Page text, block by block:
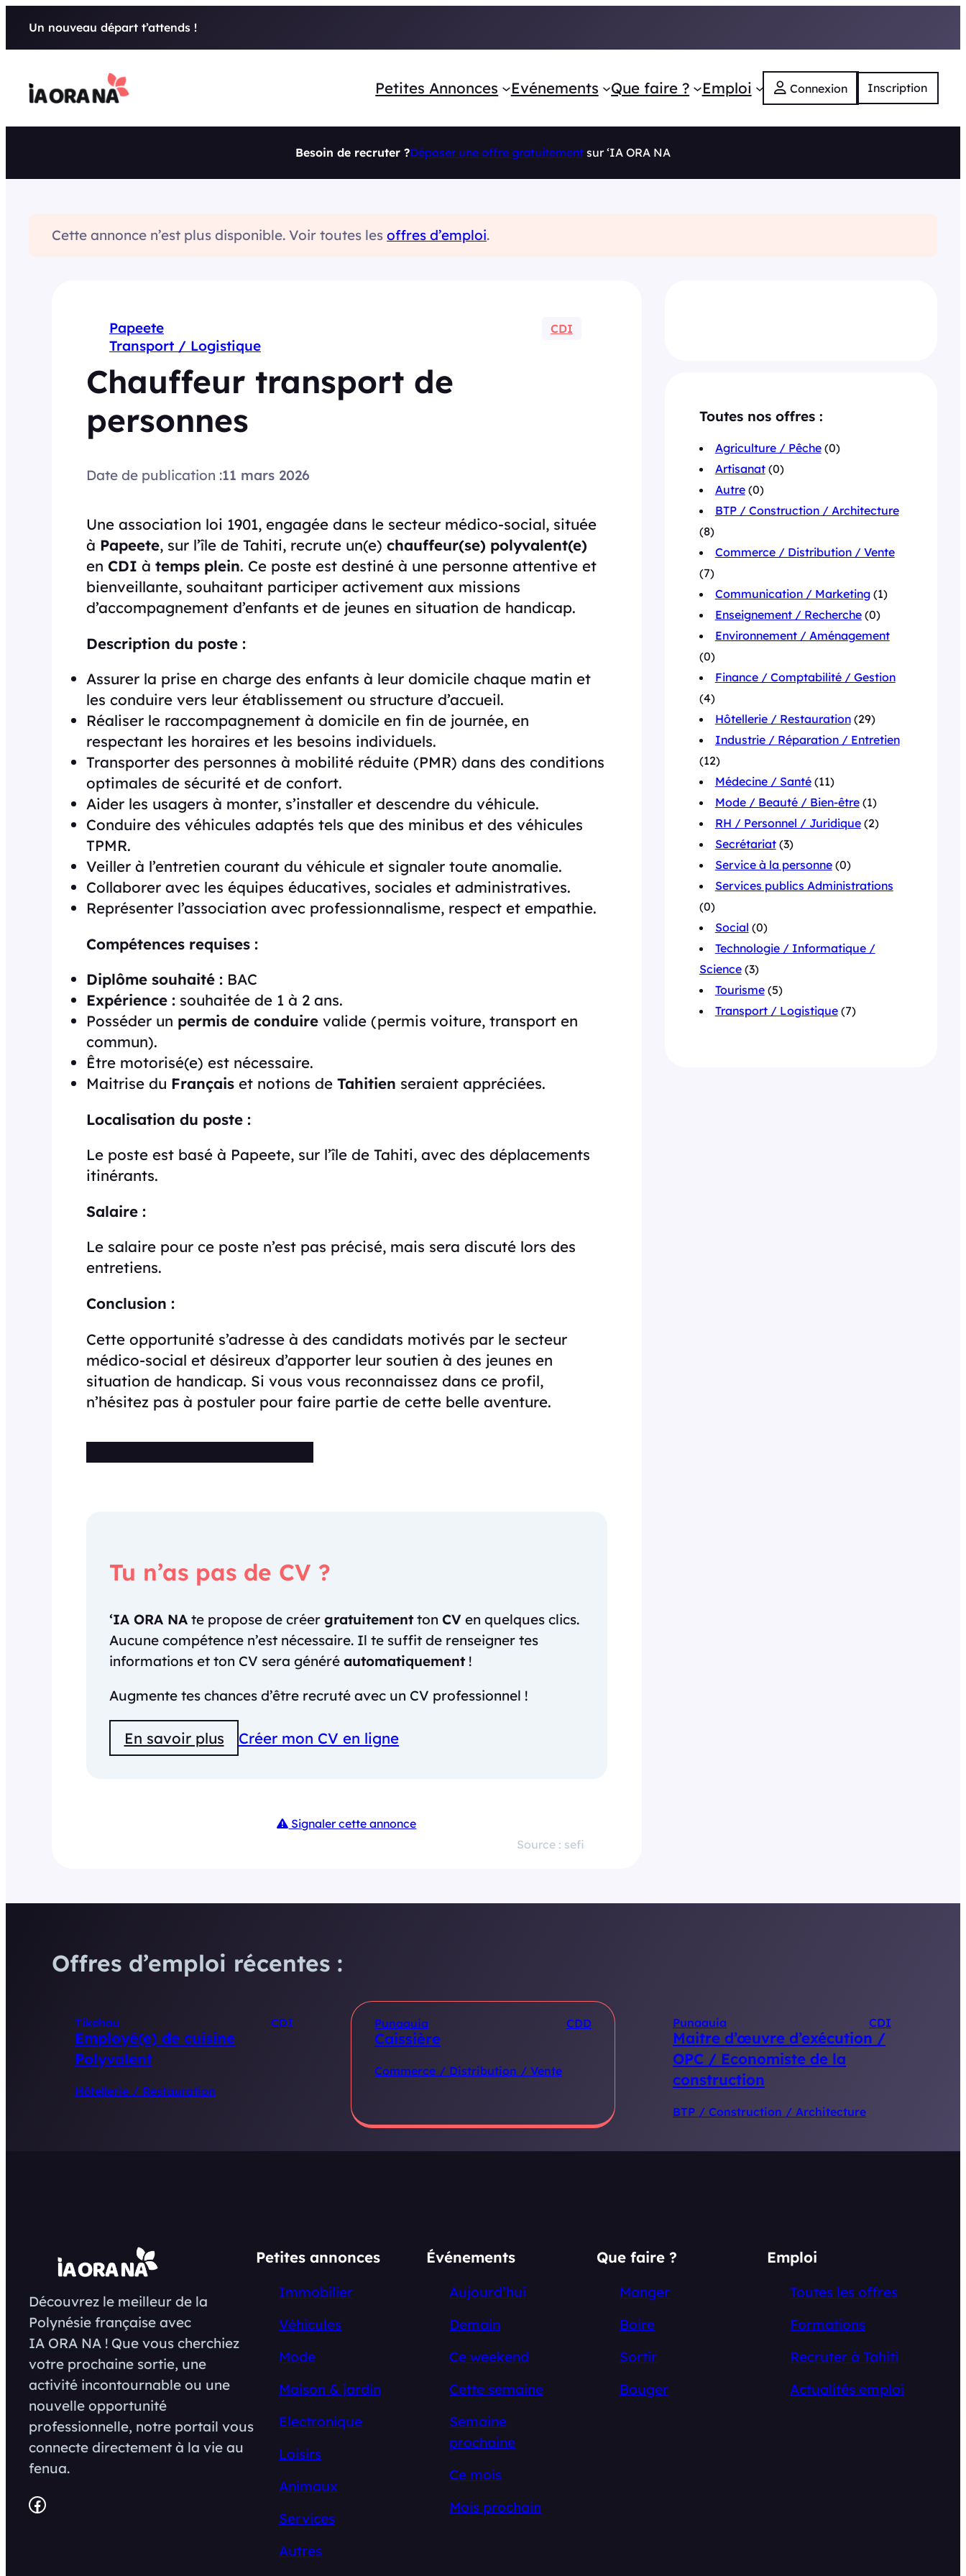
Un nouveau départ t’attends !
Petites Annonces Evénements Que faire ? Emploi Connexion Inscription
Besoin de recruter ?Déposer une offre gratuitement sur ‘IA ORA NA
Cette annonce n’est plus disponible. Voir toutes les offres d’emploi.
Papeete CDI
Transport / Logistique
Chauffeur transport de
personnes
Date de publication :11 mars 2026
Une association loi 1901, engagée dans le secteur médico-social, située
à Papeete, sur l’île de Tahiti, recrute un(e) chauffeur(se) polyvalent(e)
en CDI à temps plein. Ce poste est destiné à une personne attentive et
bienveillante, souhaitant participer activement aux missions
d’accompagnement d’enfants et de jeunes en situation de handicap.
Description du poste :
Assurer la prise en charge des enfants à leur domicile chaque matin et
les conduire vers leur établissement ou structure d’accueil.
Réaliser le raccompagnement à domicile en fin de journée, en
respectant les horaires et les besoins individuels.
Transporter des personnes à mobilité réduite (PMR) dans des conditions
optimales de sécurité et de confort.
Aider les usagers à monter, s’installer et descendre du véhicule.
Conduire des véhicules adaptés tels que des minibus et des véhicules
TPMR.
Veiller à l’entretien courant du véhicule et signaler toute anomalie.
Collaborer avec les équipes éducatives, sociales et administratives.
Représenter l’association avec professionnalisme, respect et empathie.
Compétences requises :
Diplôme souhaité : BAC
Expérience : souhaitée de 1 à 2 ans.
Posséder un permis de conduire valide (permis voiture, transport en
commun).
Être motorisé(e) est nécessaire.
Maitrise du Français et notions de Tahitien seraient appréciées.
Localisation du poste :
Le poste est basé à Papeete, sur l’île de Tahiti, avec des déplacements
itinérants.
Salaire :
Le salaire pour ce poste n’est pas précisé, mais sera discuté lors des
entretiens.
Conclusion :
Cette opportunité s’adresse à des candidats motivés par le secteur
médico-social et désireux d’apporter leur soutien à des jeunes en
situation de handicap. Si vous vous reconnaissez dans ce profil,
n’hésitez pas à postuler pour faire partie de cette belle aventure.
Tu n’as pas de CV ?
‘IA ORA NA te propose de créer gratuitement ton CV en quelques clics.
Aucune compétence n’est nécessaire. Il te suffit de renseigner tes
informations et ton CV sera généré automatiquement !
Augmente tes chances d’être recruté avec un CV professionnel !
En savoir plus Créer mon CV en ligne
Signaler cette annonce
Source : sefi
Toutes nos offres :
Agriculture / Pêche(0)
Artisanat(0)
Autre(0)
BTP / Construction / Architecture
(8)
Commerce / Distribution / Vente
(7)
Communication / Marketing(1)
Enseignement / Recherche(0)
Environnement / Aménagement
(0)
Finance / Comptabilité / Gestion
(4)
Hôtellerie / Restauration(29)
Industrie / Réparation / Entretien
(12)
Médecine / Santé(11)
Mode / Beauté / Bien-être(1)
RH / Personnel / Juridique(2)
Secrétariat(3)
Service à la personne(0)
Services publics Administrations
(0)
Social (0)
Technologie / Informatique /
Science(3)
Tourisme(5)
Transport / Logistique(7)
Offres d’emploi récentes :
Tikehau CDI
Employé(e) de cuisine
Polyvalent
Hôtellerie / Restauration
Punaauia CDD
Caissière
Commerce / Distribution / Vente
Punaauia CDI
Maitre d’œuvre d’exécution /
OPC / Economiste de la
construction
BTP / Construction / Architecture
Découvrez le meilleur de la
Polynésie française avec
IA ORA NA ! Que vous cherchiez
votre prochaine sortie, une
activité incontournable ou une
nouvelle opportunité
professionnelle, notre portail vous
connecte directement à la vie au
fenua.
Facebook
Petites annonces
Immobilier
Véhicules
Mode
Maison & jardin
Electronique
Loisirs
Animaux
Services
Autres
Événements
Aujourd’hui
Demain
Ce weekend
Cette semaine
Semaine
prochaine
Ce mois
Mois prochain
Que faire ?
Manger
Boire
Sortir
Bouger
Emploi
Toutes les offres
Formations
Recruter à Tahiti
Actualités emploi